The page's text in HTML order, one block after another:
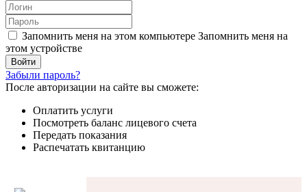
Запомнить меня на этом компьютере Запомнить меня на
этом устройстве
Забыли пароль?
После авторизации на сайте вы сможете:
Оплатить услуги
Посмотреть баланс лицевого счета
Передать показания
Распечатать квитанцию